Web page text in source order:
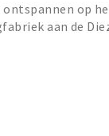
op
aan de